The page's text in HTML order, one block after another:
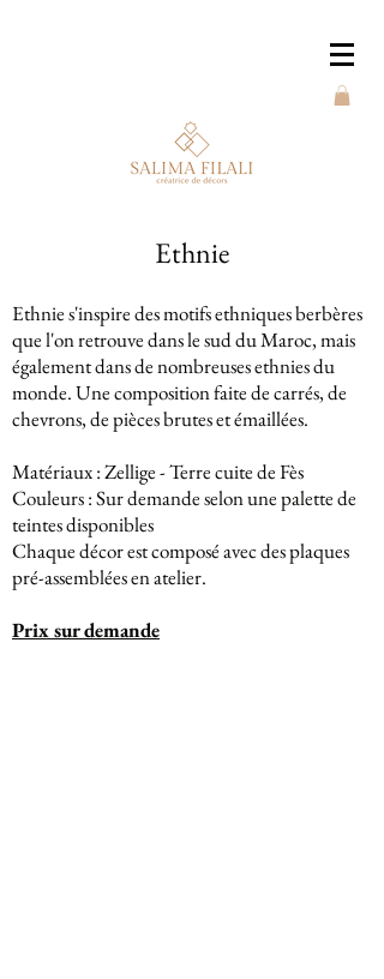
Ethnie
Ethnie s'inspire des motifs ethniques berbères
que l'on retrouve dans le sud du Maroc, mais
également dans de nombreuses ethnies du
monde. Une composition faite de carrés, de
chevrons, de pièces brutes et émaillées.
Matériaux : Zellige - Terre cuite de Fès
Couleurs : Sur demande selon une palette de
teintes disponibles
Chaque décor est composé avec des plaques
pré-assemblées en atelier.
Prix sur demande